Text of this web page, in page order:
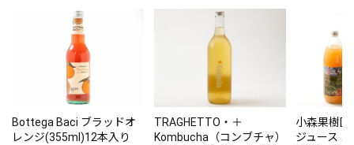
Bottega Baci ブラッドオ
レンジ(355ml)12本入り
TRAGHETTO・＋
Kombucha（コンブチャ）
小森果樹
ジュース